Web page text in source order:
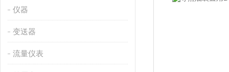
仪器
变送器
流量仪表